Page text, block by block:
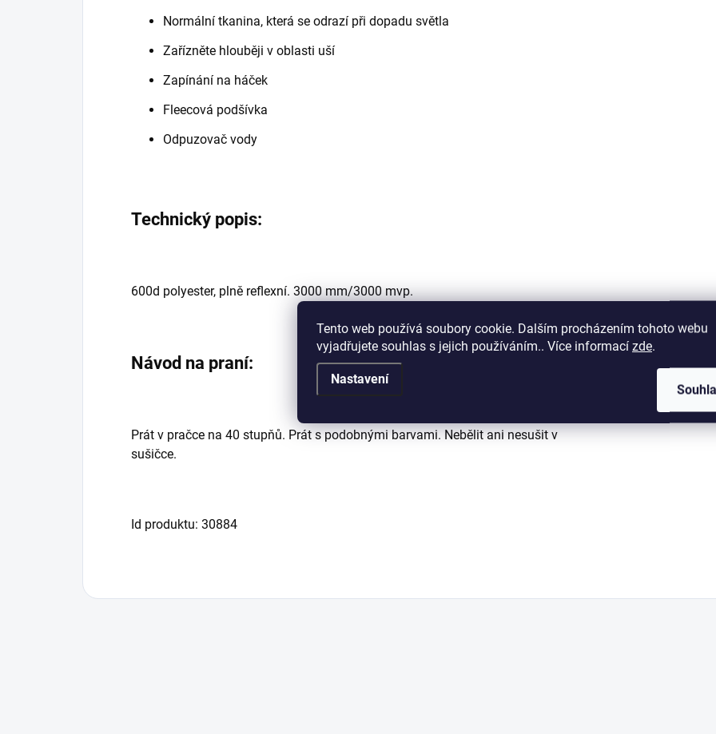
Tento web používá soubory cookie. Dalším procházením tohoto webu
vyjadřujete souhlas s jejich používáním.. Více informací zde.
Nastavení
Normální tkanina, která se odrazí při dopadu světla
Zařízněte hlouběji v oblasti uší
Zapínání na háček
Fleecová podšívka
Odpuzovač vody
Technický popis:
600d polyester, plně reflexní. 3000 mm/3000 mvp.
Návod na praní:
Prát v pračce na 40 stupňů. Prát s podobnými barvami. Nebělit ani nesušit v
sušičce.
Id produktu: 30884